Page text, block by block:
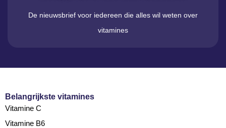
De nieuwsbrief voor iedereen die alles wil weten over
vitamines
Belangrijkste vitamines
Vitamine C
Vitamine B6